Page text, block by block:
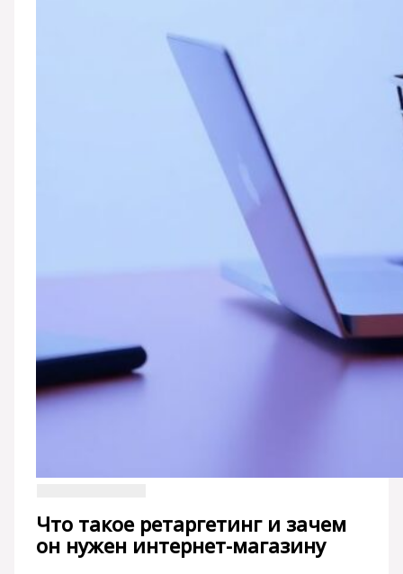
Что такое ретаргетинг и зачем
он нужен интернет-магазину